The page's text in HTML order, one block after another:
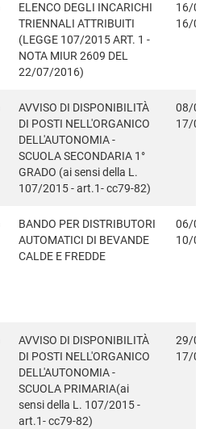
ELENCO DEGLI INCARICHI
TRIENNALI ATTRIBUITI
(LEGGE 107/2015 ART. 1 -
NOTA MIUR 2609 DEL
22/07/2016)
16/
16/
AVVISO DI DISPONIBILITÀ
DI POSTI NELL'ORGANICO
DELL'AUTONOMIA -
SCUOLA SECONDARIA 1°
GRADO (ai sensi della L.
107/2015 - art.1- cc79-82)
08/
17/
BANDO PER DISTRIBUTORI
AUTOMATICI DI BEVANDE
CALDE E FREDDE
06/
10/
AVVISO DI DISPONIBILITÀ
DI POSTI NELL'ORGANICO
DELL'AUTONOMIA -
SCUOLA PRIMARIA(ai
sensi della L. 107/2015 -
art.1- cc79-82)
29/
17/